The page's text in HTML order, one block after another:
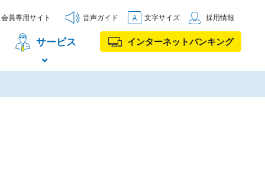
サービス インターネットバンキング
会員専用サイト 音声ガイド 文字サイズ 採用情報